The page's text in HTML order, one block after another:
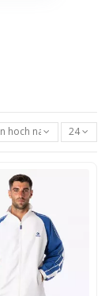
hoch nach niedrig
24